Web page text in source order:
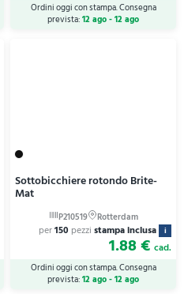
Ordini oggi con stampa. Consegna
prevista:12 ago - 12 ago
Sottobicchiere rotondo Brite-
Mat
per150 pezzi stampa inclusa i
1.88 € cad.
Ordini oggi con stampa. Consegna
prevista:12 ago - 12 ago